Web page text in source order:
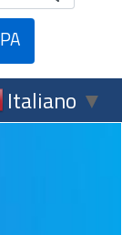
Italiano ▼